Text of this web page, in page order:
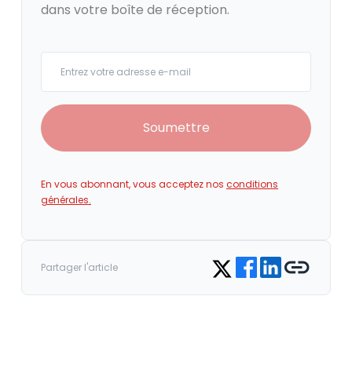
dans votre boîte de réception.
Soumettre
En vous abonnant, vous acceptez nos conditions
générales.
Partager l'article Share on Twitter
Share on Facebook
Share on LinkedIn
Copy link